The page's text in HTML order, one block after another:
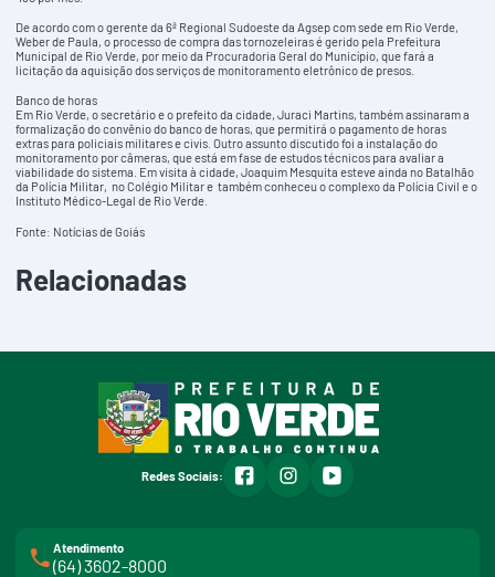
De acordo com o gerente da 6ª Regional Sudoeste da Agsep com sede em Rio Verde,
Weber de Paula, o processo de compra das tornozeleiras é gerido pela Prefeitura
Municipal de Rio Verde, por meio da Procuradoria Geral do Município, que fará a
licitação da aquisição dos serviços de monitoramento eletrônico de presos.
Banco de horas
Em Rio Verde, o secretário e o prefeito da cidade, Juraci Martins, também assinaram a
formalização do convênio do banco de horas, que permitirá o pagamento de horas
extras para policiais militares e civis. Outro assunto discutido foi a instalação do
monitoramento por câmeras, que está em fase de estudos técnicos para avaliar a
viabilidade do sistema. Em visita à cidade, Joaquim Mesquita esteve ainda no Batalhão
da Polícia Militar, no Colégio Militar e também conheceu o complexo da Polícia Civil e o
Instituto Médico-Legal de Rio Verde.
Fonte: Notícias de Goiás
Relacionadas
Redes Sociais: facebookinstagramyoutube
Atendimento
(64) 3602-8000